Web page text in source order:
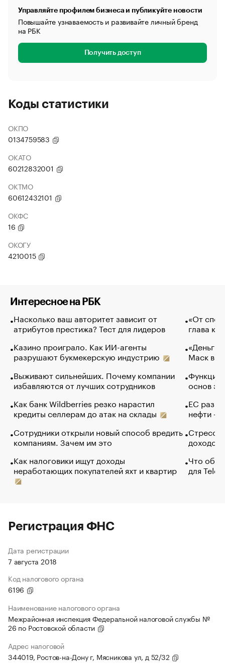
Управляйте профилем бизнеса и публикуйте новости
Повышайте узнаваемость и развивайте личный бренд
на РБК
Получить доступ
Коды статистики
ОКПО
0134759583
ОКАТО
60212832001
ОКТМО
60612432101
ОКФС
16
ОКОГУ
4210015
Интересное на РБК
Насколько ваш авторитет зависит от
атрибутов престижа? Тест для лидеров
Казино проиграло. Как ИИ-агенты
разрушают букмекерскую индустрию
Выживают сильнейших. Почему компании
избавляются от лучших сотрудников
Как банк Wildberries резко нарастил
кредиты селлерам до атак на склады
Сотрудники открыли новый способ вредить
компаниям. Зачем им это
Как налоговики ищут доходы
неработающих покупателей яхт и квартир
«От
глава
«Деньги
Маск в
Функции
основ
ЕС
нефти —
Стресс
доходов
Что
для
Регистрация ФНС
Дата регистрации
7 августа 2018
Код налогового органа
6196
Наименование налогового органа
Межрайонная инспекция Федеральной налоговой службы №
26 по Ростовской области
Адрес налоговой
344019, Ростов-на-Дону г, Мясникова ул, д 52/32